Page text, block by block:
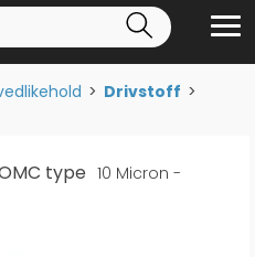
>Drivstoff>
type 10 Micron -